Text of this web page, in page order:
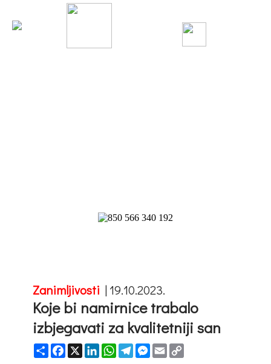
Zanimljivosti | 19.10.2023.
Koje bi namirnice trabalo
izbjegavati za kvalitetniji san
ShareFacebook
X LinkedInWhatsApp
TelegramMessenger
Email